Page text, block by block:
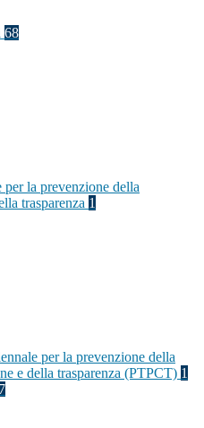
68
per la prevenzione della
trasparenza 1
per la prevenzione della
e della trasparenza (PTPCT) 1